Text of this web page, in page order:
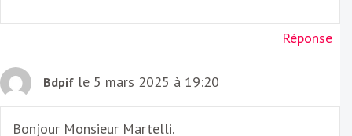
Réponse
Bdpif le 5 mars 2025 à 19:20
Bonjour Monsieur Martelli.